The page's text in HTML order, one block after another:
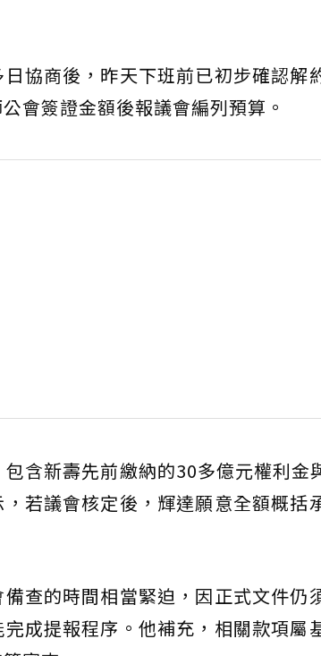
協商後，昨天下班前已初步確認解
會簽證金額後報議會編列預算。
含新壽先前繳納的30多億元權利金
若議會核定後，輝達願意全額概括
查的時間相當緊迫，因正式文件仍
成提報程序。他補充，相關款項屬